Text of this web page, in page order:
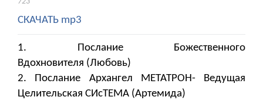
СКАЧАТЬ mp3
1. Послание Божественного
Вдохновителя (Любовь)
2. Послание Архангел МЕТАТРОН- Ведущая
Целительская СИсТЕМА (Артемида)